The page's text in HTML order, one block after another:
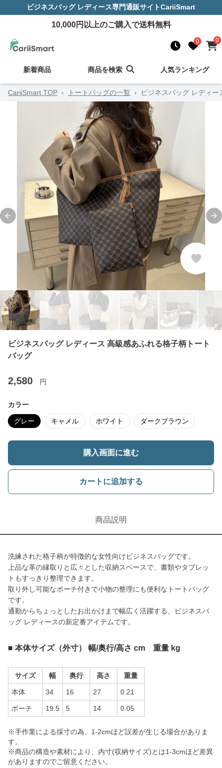
ビジネスバッグ レディース専門通販サイトCariiSmart
10,000円以上のご購入で送料無料
0 0
新着商品 商品を検索 人気ランキング
CariiSmart TOP › トートバッグの一覧 › ビジネスバッグ レディ
Previous slide
ビジネスバッグ レディース 高級感あふれる格子柄トート
バッグ
2,580 円
カラー
グレー キャメル ホワイト ダークブラウン
購入画面に進む
カートに追加する
商品説明
洗練された格子柄が特徴的な女性向けビジネスバッグです。
上品な革の縁取りと広々とした収納スペースで、書類やタブレッ
トもすっきり整理できます。
取り外し可能なポーチ付きで小物の整理にも便利なトートバッグ
です。
通勤からちょっとしたお出かけまで幅広く活躍する、ビジネスバ
ッグ レディースの新定番アイテムです。
■ 本体サイズ（外寸） 幅/奥行/高さ cm 重量 kg
サイズ 幅 奥行 高さ 重量
本体 34 16 27 0.21
ポーチ 19.5 5 14 0.05
※手作業による採寸の為、1-2cmほど誤差が生じる場合がありま
す。
※商品の構造や素材により、内寸(収納サイズ)とは1-3cmほど差異
がありますのでご留意ください。